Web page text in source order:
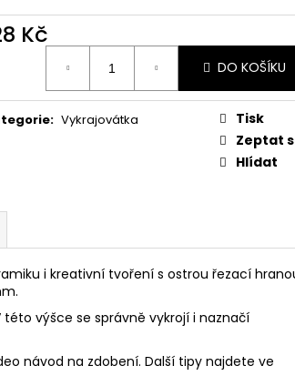
Kč
DO KOŠÍKU
: Vykrajovátka
Tisk
Zeptat
Hlídat
i kreativní tvoření s ostrou řezací
této výšce se správně vykrojí i naznačí
návod na zdobení. Další tipy najdete ve